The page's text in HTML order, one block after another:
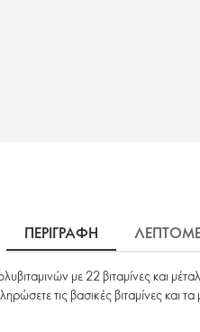
ΠΕΡΙΓΡΑΦΗ
με 22 βιταμίνες και
τις βασικές βιταμίνες και